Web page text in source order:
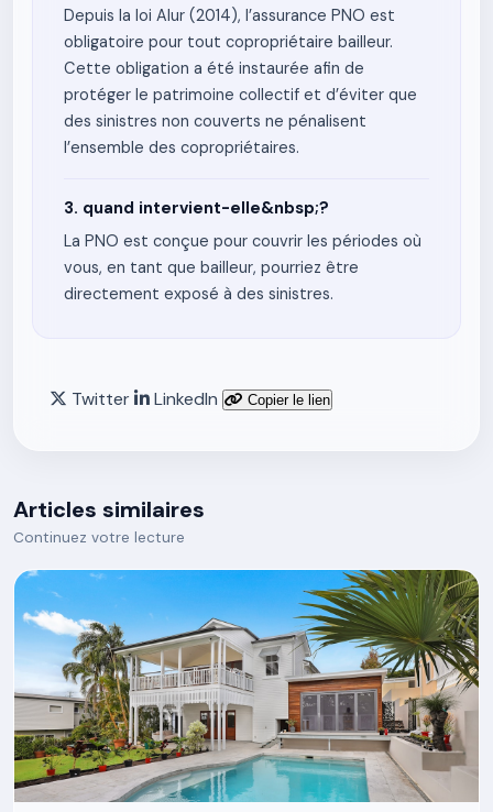
Depuis la loi Alur (2014), l’assurance PNO est
obligatoire pour tout copropriétaire bailleur.
Cette obligation a été instaurée afin de
protéger le patrimoine collectif et d’éviter que
des sinistres non couverts ne pénalisent
l’ensemble des copropriétaires.
3. quand intervient-elle&nbsp;?
La PNO est conçue pour couvrir les périodes où
vous, en tant que bailleur, pourriez être
directement exposé à des sinistres.
Twitter LinkedIn Copier le lien
Articles similaires
Continuez votre lecture